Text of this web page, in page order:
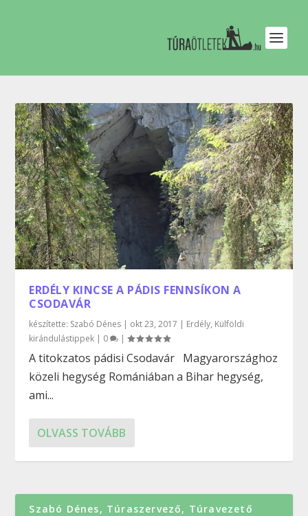
ERDÉLY KINCSE A PÁDIS FENNSÍKON A
CSODAVÁR
készítette: Szabó Dénes | okt 23, 2017 | Erdély, Külföldi
kirándulástippek | 0 |
A titokzatos pádisi Csodavár Magyarországhoz
közeli hegység Romániában a Bihar hegység,
ami...
OLVASS TOVÁBB
Szabó Dénes, Túraszervező, Túravezető